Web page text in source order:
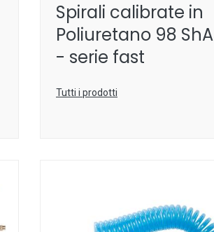
Spirali calibrate in
Poliuretano 98 ShA
- serie fast
Tutti i prodotti